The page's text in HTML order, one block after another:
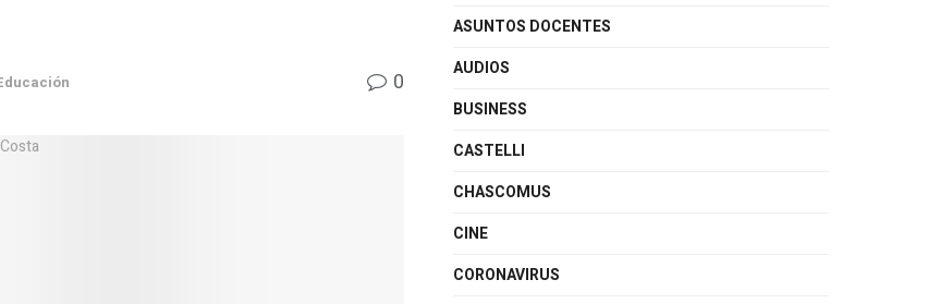
0
ASUNTOS DOCENTES
AUDIOS
BUSINESS
CASTELLI
CHASCOMUS
CINE
CORONAVIRUS